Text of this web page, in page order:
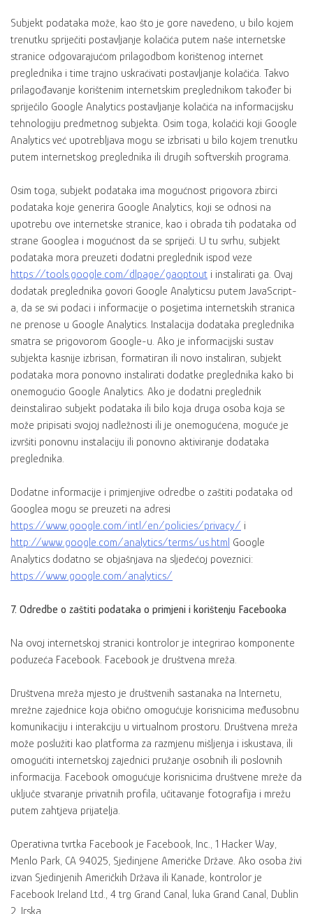
Subjekt podataka može, kao što je gore navedeno, u bilo kojem
trenutku spriječiti postavljanje kolačića putem naše internetske
stranice odgovarajućom prilagodbom korištenog internet
preglednika i time trajno uskraćivati ​​postavljanje kolačića. Takvo
prilagođavanje korištenim internetskim preglednikom također bi
spriječilo Google Analytics postavljanje kolačića na informacijsku
tehnologiju predmetnog subjekta. Osim toga, kolačići koji Google
Analytics već upotrebljava mogu se izbrisati u bilo kojem trenutku
putem internetskog preglednika ili drugih softverskih programa.
Osim toga, subjekt podataka ima mogućnost prigovora zbirci
podataka koje generira Google Analytics, koji se odnosi na
upotrebu ove internetske stranice, kao i obrada tih podataka od
strane Googlea i mogućnost da se spriječi. U tu svrhu, subjekt
podataka mora preuzeti dodatni preglednik ispod veze
https://tools.google.com/dlpage/gaoptout i instalirati ga. Ovaj
dodatak preglednika govori Google Analyticsu putem JavaScript-
a, da se svi podaci i informacije o posjetima internetskih stranica
ne prenose u Google Analytics. Instalacija dodataka preglednika
smatra se prigovorom Google-u. Ako je informacijski sustav
subjekta kasnije izbrisan, formatiran ili novo instaliran, subjekt
podataka mora ponovno instalirati dodatke preglednika kako bi
onemogućio Google Analytics. Ako je dodatni preglednik
deinstalirao subjekt podataka ili bilo koja druga osoba koja se
može pripisati svojoj nadležnosti ili je onemogućena, moguće je
izvršiti ponovnu instalaciju ili ponovno aktiviranje dodataka
preglednika.
Dodatne informacije i primjenjive odredbe o zaštiti podataka od
Googlea mogu se preuzeti na adresi
https://www.google.com/intl/en/policies/privacy/ i
http://www.google.com/analytics/terms/us.html Google
Analytics dodatno se objašnjava na sljedećoj poveznici:
https://www.google.com/analytics/
7. Odredbe o zaštiti podataka o primjeni i korištenju Facebooka
Na ovoj internetskoj stranici kontrolor je integrirao komponente
poduzeća Facebook. Facebook je društvena mreža.
Društvena mreža mjesto je društvenih sastanaka na Internetu,
mrežne zajednice koja obično omogućuje korisnicima međusobnu
komunikaciju i interakciju u virtualnom prostoru. Društvena mreža
može poslužiti kao platforma za razmjenu mišljenja i iskustava, ili
omogućiti internetskoj zajednici pružanje osobnih ili poslovnih
informacija. Facebook omogućuje korisnicima društvene mreže da
uključe stvaranje privatnih profila, učitavanje fotografija i mrežu
putem zahtjeva prijatelja.
Operativna tvrtka Facebook je Facebook, Inc., 1 Hacker Way,
Menlo Park, CA 94025, Sjedinjene Američke Države. Ako osoba živi
izvan Sjedinjenih Američkih Država ili Kanade, kontrolor je
Facebook Ireland Ltd., 4 trg Grand Canal, luka Grand Canal, Dublin
2, Irska.